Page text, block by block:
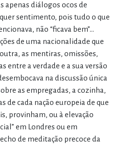
apenas diálogos ocos de
sentimento, pois tudo o que
não “ficava bem”…
de uma nacionalidade que
as mentiras, omissões,
entre a verdade e a sua versão
na discussão única
as empregadas, a cozinha,
de cada nação europeia de que
provinham, ou à elevação
em Londres ou em
de meditação precoce da